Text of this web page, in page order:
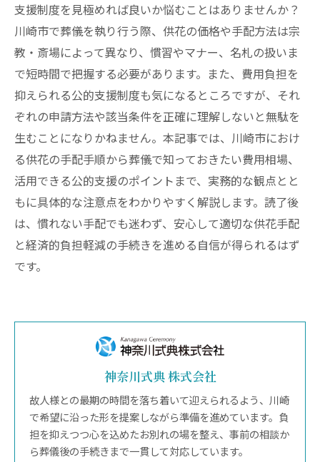
支援制度を見極めれば良いか悩むことはありませんか？
川崎市で葬儀を執り行う際、供花の価格や手配方法は宗
教・斎場によって異なり、慣習やマナー、名札の扱いま
で短時間で把握する必要があります。また、費用負担を
抑えられる公的支援制度も気になるところですが、それ
ぞれの申請方法や該当条件を正確に理解しないと無駄を
生むことになりかねません。本記事では、川崎市におけ
る供花の手配手順から葬儀で知っておきたい費用相場、
活用できる公的支援のポイントまで、実務的な観点とと
もに具体的な注意点をわかりやすく解説します。読了後
は、慣れない手配でも迷わず、安心して適切な供花手配
と経済的負担軽減の手続きを進める自信が得られるはず
です。
神奈川式典 株式会社
故人様との最期の時間を落ち着いて迎えられるよう、川崎
で希望に沿った形を提案しながら準備を進めています。負
担を抑えつつ心を込めたお別れの場を整え、事前の相談か
ら葬儀後の手続きまで一貫して対応しています。